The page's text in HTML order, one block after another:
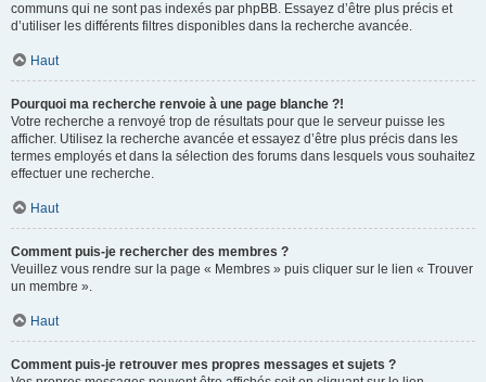
communs qui ne sont pas indexés par phpBB. Essayez d’être plus précis et
d’utiliser les différents filtres disponibles dans la recherche avancée.
Haut
Pourquoi ma recherche renvoie à une page blanche ?!
Votre recherche a renvoyé trop de résultats pour que le serveur puisse les
afficher. Utilisez la recherche avancée et essayez d’être plus précis dans les
termes employés et dans la sélection des forums dans lesquels vous souhaitez
effectuer une recherche.
Haut
Comment puis-je rechercher des membres ?
Veuillez vous rendre sur la page « Membres » puis cliquer sur le lien « Trouver
un membre ».
Haut
Comment puis-je retrouver mes propres messages et sujets ?